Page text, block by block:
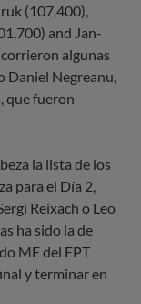
(107,400),
and Jan-
algunas
Daniel Negreanu,
que fueron
la lista de los
para el Día 2,
Reixach o Leo
ha sido la de
ME del EPT
y terminar en